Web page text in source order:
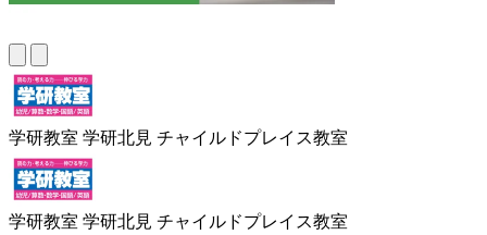
学研教室 学研北見 チャイルドプレイス教室
学研教室 学研北見 チャイルドプレイス教室